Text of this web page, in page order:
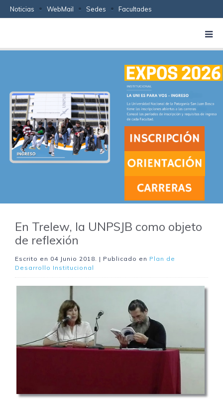
Noticias WebMail Sedes Facultades
En Trelew, la UNPSJB como objeto
de reflexión
Escrito en 04 Junio 2018. | Publicado en Plan de
Desarrollo Institucional